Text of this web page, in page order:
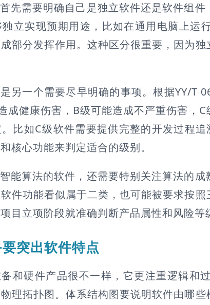
先需要明确自己是独立软件还是软件组
立实现预期用途，比如在通用电脑上
部分发挥作用。这种区分很重要，因为
另一个需要尽早明确的事项。根据YY/T
成健康伤害，B级可能造成不严重伤害，
比如C级软件需要提供完整的开发过程
核心功能来判定适合的级别。
能算法的软件，还需要特别关注算法的
件功能看似属于二类，也可能被要求按
目立项阶段就准确判断产品属性和风险等
突出软件特点
和硬件产品很不一样，它更注重逻辑和
理拓扑图。体系结构图要说明软件由哪